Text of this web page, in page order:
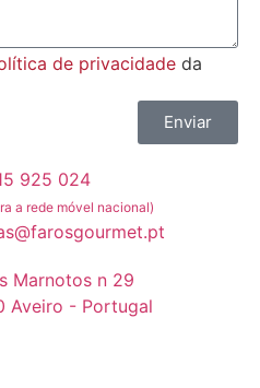
de privacidade da
Enviar
925 024
a rede móvel nacional)
Marnotos n 29
Aveiro - Portugal